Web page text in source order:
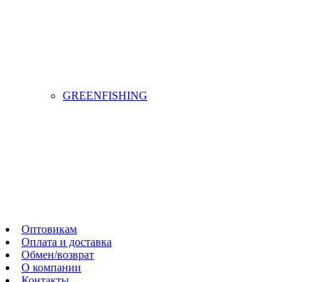
GREENFISHING
Оптовикам
Оплата и доставка
Обмен/возврат
О компании